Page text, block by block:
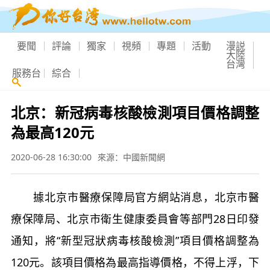
要聞 評論 獨家 視頻 專題 活動 漫説
大陸
台灣
服務台 綜合
北京：新冠病毒核酸檢測項目價格調整
為最高120元
2020-06-28 16:30:00 來源：中國新聞網
據北京市醫療保障局官方網站消息，北京市醫
療保障局、北京市衛生健康委員會等部門28日印發
通知，將“新型冠狀病毒核酸檢測”項目價格調整為
120元。該項目價格為最高指導價格，不得上浮，下